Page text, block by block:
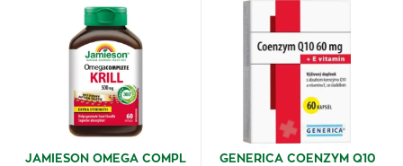
JAMIESON OMEGA COMPL
GENERICA COENZYM Q10